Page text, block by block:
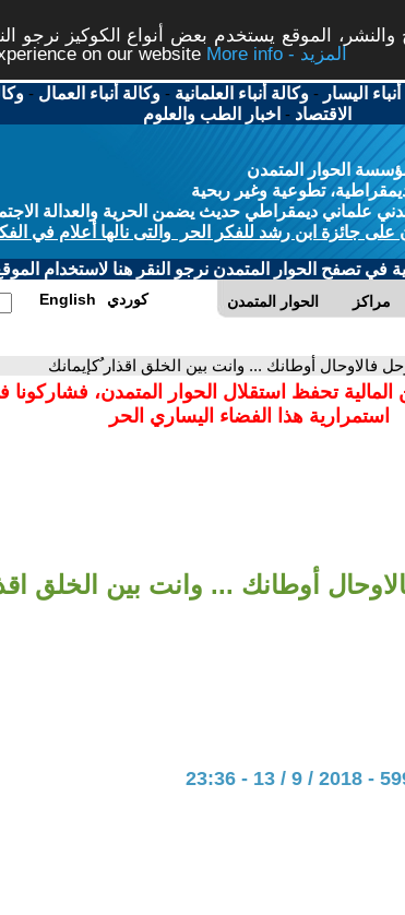
الموقع يستخدم بعض أنواع الكوكيز نرجو
on our website
More info - المزيد
اليسار -وكالة أنباء العلمانية -وكالة أنباء العمال -
الاقتصاد - اخبار الطب والعلوم
الحوار المتمدن
تطوعية وغير ربحية
علماني ديمقراطي حديث يضمن الحرية والعدالة
على جائزة ابن رشد للفكر الحر والتى نالها أعلام في
في تصفح الحوار المتمدن نرجو النقر هنا لاستخدام
الحوار المتمدن مراكز English كوردي
فالاوحال أوطانك ... وانت بين الخلق اقذار ُكإيمانك
المالية تحفظ استقلال الحوار المتمدن،
استمرارية هذا الفضاء اليساري الحر
أوطانك ... وانت بين الخلق